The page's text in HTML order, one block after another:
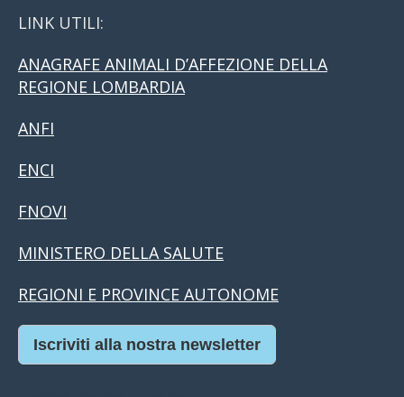
LINK UTILI:
ANAGRAFE ANIMALI D’AFFEZIONE DELLA
REGIONE LOMBARDIA
ANFI
ENCI
FNOVI
MINISTERO DELLA SALUTE
REGIONI E PROVINCE AUTONOME
Iscriviti alla nostra newsletter